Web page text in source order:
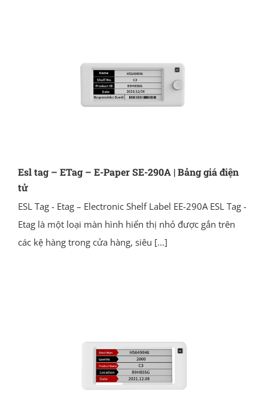
Esl tag – ETag – E-Paper SE-290A | Bảng giá điện
tử
ESL Tag - Etag – Electronic Shelf Label EE-290A ESL Tag -
Etag là một loại màn hình hiển thị nhỏ được gắn trên
các kệ hàng trong cửa hàng, siêu [...]